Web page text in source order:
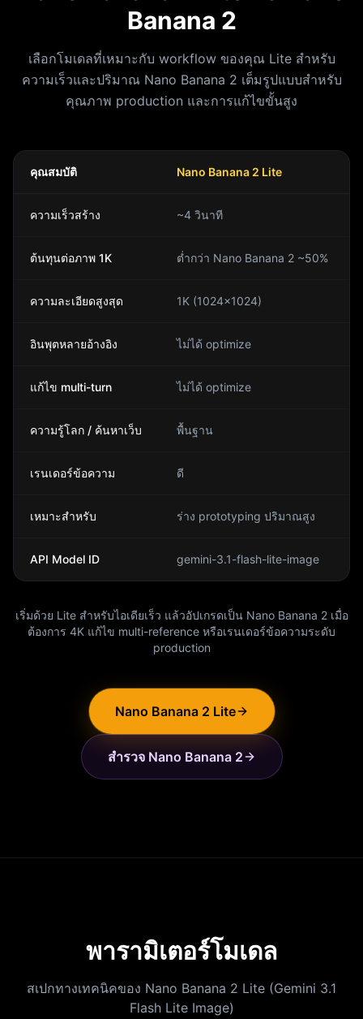
Banana 2
เลือกโมเดลที่เหมาะกับ workflow ของคุณ Lite สำหรับ
ความเร็วและปริมาณ Nano Banana 2 เต็มรูปแบบสำหรับ
คุณภาพ production และการแก้ไขขั้นสูง
คุณสมบัติ Nano Banana 2 Lite
ความเร็วสร้าง ~4 วินาที
ต้นทุนต่อภาพ 1K ต่ำกว่า Nano Banana 2 ~50%
ความละเอียดสูงสุด 1K (1024×1024)
อินพุตหลายอ้างอิง ไม่ได้ optimize
แก้ไข multi-turn ไม่ได้ optimize
ความรู้โลก / ค้นหาเว็บ พื้นฐาน
เรนเดอร์ข้อความ ดี
เหมาะสำหรับ ร่าง prototyping ปริมาณสูง
API Model ID gemini-3.1-flash-lite-image
เริ่มด้วย Lite สำหรับไอเดียเร็ว แล้วอัปเกรดเป็น Nano Banana 2 เมื่อ
ต้องการ 4K แก้ไข multi-reference หรือเรนเดอร์ข้อความระดับ
production
Nano Banana 2 Lite
สำรวจ Nano Banana 2
พารามิเตอร์โมเดล
สเปกทางเทคนิคของ Nano Banana 2 Lite (Gemini 3.1
Flash Lite Image)